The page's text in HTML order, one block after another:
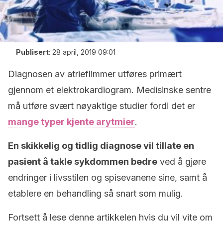
Publisert: 28 april, 2019 09:01
Diagnosen av atrieflimmer utføres primært
gjennom et elektrokardiogram. Medisinske sentre
må utføre svært nøyaktige studier fordi det er
mange typer kjente arytmier.
En skikkelig og tidlig diagnose vil tillate en
pasient å takle sykdommen bedre ved å gjøre
endringer i livsstilen og spisevanene sine, samt å
etablere en behandling så snart som mulig.
Fortsett å lese denne artikkelen hvis du vil vite om